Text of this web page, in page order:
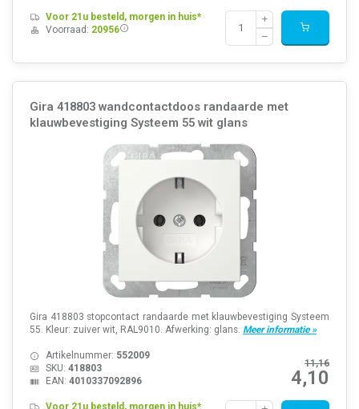
Voor 21u besteld, morgen in huis*
Voorraad: 20956
Gira 418803 wandcontactdoos randaarde met
klauwbevestiging Systeem 55 wit glans
Gira 418803 stopcontact randaarde met klauwbevestiging Systeem
55. Kleur: zuiver wit, RAL9010. Afwerking: glans. Meer informatie »
11,16
4,10
Artikelnummer: 552009
SKU: 418803
EAN: 4010337092896
Voor 21u besteld, morgen in huis*